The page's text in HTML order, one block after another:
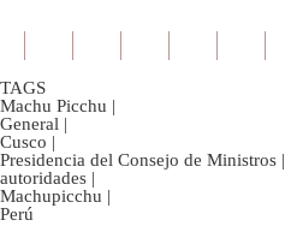
TAGS
Machu Picchu |
General |
Cusco |
Presidencia del Consejo de Ministros |
autoridades |
Machupicchu |
Perú